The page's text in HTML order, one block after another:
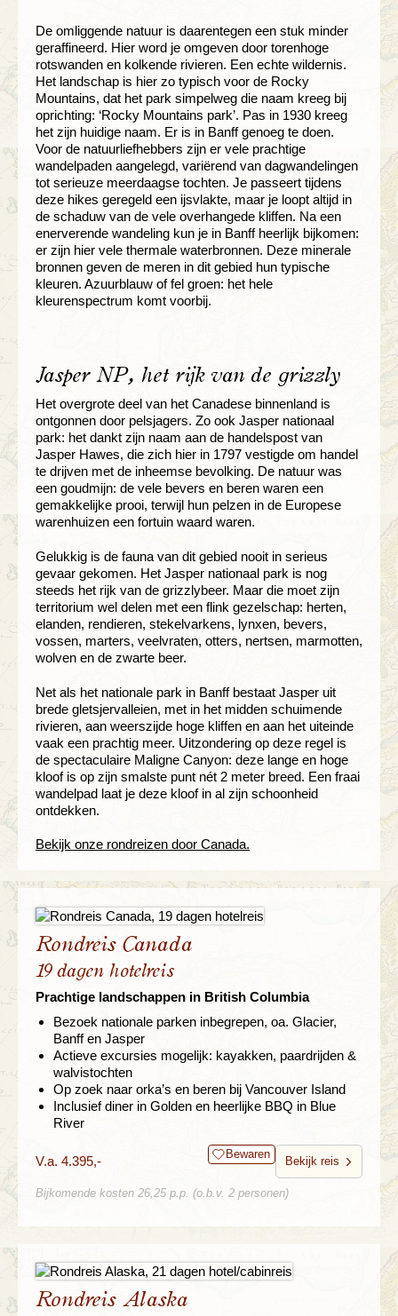
De omliggende natuur is daarentegen een stuk minder
geraffineerd. Hier word je omgeven door torenhoge
rotswanden en kolkende rivieren. Een echte wildernis.
Het landschap is hier zo typisch voor de Rocky
Mountains, dat het park simpelweg die naam kreeg bij
oprichting: ‘Rocky Mountains park’. Pas in 1930 kreeg
het zijn huidige naam. Er is in Banff genoeg te doen.
Voor de natuurliefhebbers zijn er vele prachtige
wandelpaden aangelegd, variërend van dagwandelingen
tot serieuze meerdaagse tochten. Je passeert tijdens
deze hikes geregeld een ijsvlakte, maar je loopt altijd in
de schaduw van de vele overhangede kliffen. Na een
enerverende wandeling kun je in Banff heerlijk bijkomen:
er zijn hier vele thermale waterbronnen. Deze minerale
bronnen geven de meren in dit gebied hun typische
kleuren. Azuurblauw of fel groen: het hele
kleurenspectrum komt voorbij.
Jasper NP, het rijk van de grizzly
Het overgrote deel van het Canadese binnenland is
ontgonnen door pelsjagers. Zo ook Jasper nationaal
park: het dankt zijn naam aan de handelspost van
Jasper Hawes, die zich hier in 1797 vestigde om handel
te drijven met de inheemse bevolking. De natuur was
een goudmijn: de vele bevers en beren waren een
gemakkelijke prooi, terwijl hun pelzen in de Europese
warenhuizen een fortuin waard waren.
Gelukkig is de fauna van dit gebied nooit in serieus
gevaar gekomen. Het Jasper nationaal park is nog
steeds het rijk van de grizzlybeer. Maar die moet zijn
territorium wel delen met een flink gezelschap: herten,
elanden, rendieren, stekelvarkens, lynxen, bevers,
vossen, marters, veelvraten, otters, nertsen, marmotten,
wolven en de zwarte beer.
Net als het nationale park in Banff bestaat Jasper uit
brede gletsjervalleien, met in het midden schuimende
rivieren, aan weerszijde hoge kliffen en aan het uiteinde
vaak een prachtig meer. Uitzondering op deze regel is
de spectaculaire Maligne Canyon: deze lange en hoge
kloof is op zijn smalste punt nét 2 meter breed. Een fraai
wandelpad laat je deze kloof in al zijn schoonheid
ontdekken.
Bekijk onze rondreizen door Canada.
Rondreis Canada
19 dagen hotelreis
Prachtige landschappen in British Columbia
Bezoek nationale parken inbegrepen, oa. Glacier,
Banff en Jasper
Actieve excursies mogelijk: kayakken, paardrijden &
walvistochten
Op zoek naar orka’s en beren bij Vancouver Island
Inclusief diner in Golden en heerlijke BBQ in Blue
River
V.a. 4.395,- Bewaren
Bekijk reis
Bijkomende kosten 26,25 p.p. (o.b.v. 2 personen)
Rondreis Alaska